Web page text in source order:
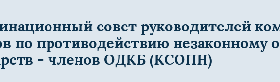
совет руководителей
по противодействию незаконному
- членов ОДКБ (КСОПН)